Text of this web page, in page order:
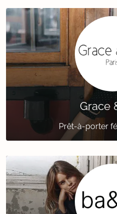
Grace
Prêt-à-porter